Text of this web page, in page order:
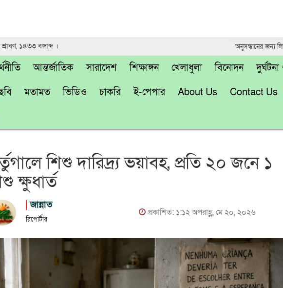
১৪৩৩ বঙ্গাব্দ ।
আন্তর্জাতিক সারাদেশ শিক্ষাঙ্গন খেলাধুলা বিনোদন
মতামত ভিডিও চাকরি ই-পেপার About Us Contact Us
শিশু দারিদ্র্য ভয়াবহ, প্রতি ২০ জনে ১
ক্ষুধার্ত
জান্নাত
রিপোর্টার
প্রকাশিত: ১:১২ অপরাহ্ণ, মে ২০, ২০২৬